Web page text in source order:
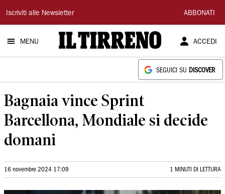
Il
Tirreno
Iscriviti alle Newsletter ABBONATI
MENU ACCEDI
SEGUICI SU DISCOVER
Bagnaia vince Sprint
Barcellona, Mondiale si decide
domani
16 novembre 2024 17:09 1 MINUTI DI LETTURA